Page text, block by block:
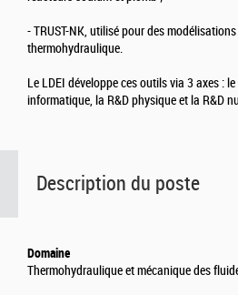
Description du poste
Domaine
Thermohydraulique et mécanique des
- TRUST-NK, utilisé pour des
thermohydraulique.
Le LDEI développe ces outils via 3 axes :
informatique, la R&D physique et la R&D